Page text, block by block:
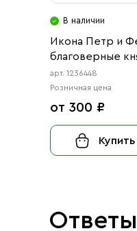
В наличии
Икона Петр и
благоверные
арт. 1236448
Розничная цена
от 300 ₽
Купить